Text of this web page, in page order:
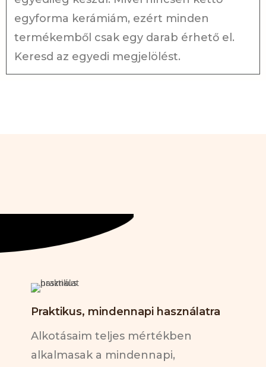
egyforma kerámiám, ezért minden
termékemből csak egy darab érhető el.
Keresd az egyedi megjelölést.
Praktikus, mindennapi használatra
Alkotásaim teljes mértékben
alkalmasak a mindennapi,